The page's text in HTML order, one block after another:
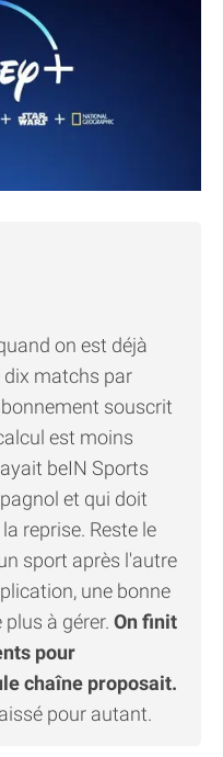
on est déjà
dix matchs par
souscrit
est moins
beIN Sports
et qui doit
reprise. Reste le
sport après l'autre
une bonne
à gérer. On finit
pour
chaîne proposait.
pour autant.